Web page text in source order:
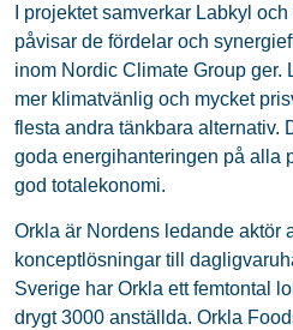
I projektet samverkar Labkyl
påvisar de fördelar och
inom Nordic Climate Group ger.
mer klimatvänlig och mycket
flesta andra tänkbara alternativ.
goda energihanteringen på alla
god totalekonomi.
Orkla är Nordens ledande aktör
konceptlösningar till
Sverige har Orkla ett femtontal
drygt 3000 anställda. Orkla